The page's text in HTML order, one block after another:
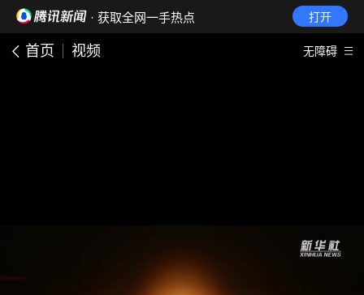
· 获取全网一手热点 打开
首页 视频 无障碍